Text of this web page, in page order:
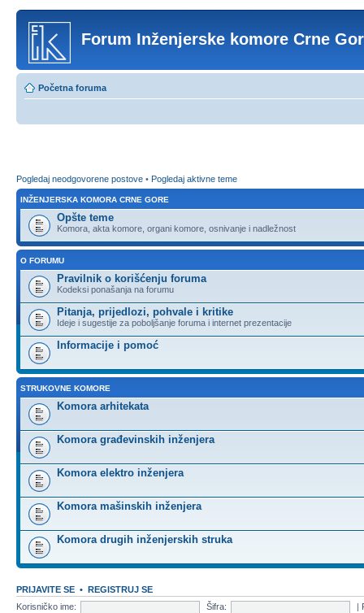
Forum Inženjerske komore Crne
Početna foruma
Pogledaj neodgovorene postove • Pogledaj aktivne teme
INŽENJERSKA KOMORA CRNE GORE
Opšte teme
Komora, akta komore, organi komore, osnivanje i nadležnost
O FORUMU
Pravilnik o korišćenju foruma
Kodeksi ponašanja na forumu
Pitanja, prijedlozi, pohvale i kritike
Ideje i sugestije za poboljšanje foruma i internet prezentacije
Informacije i pomoć
STRUKOVNE KOMORE
Komora arhitekata
Komora građevinskih inženjera
Komora elektro inženjera
Komora mašinskih inženjera
Komora drugih inženjerskih struka
PRIJAVITE SE • REGISTRUJ SE
Korisničko ime:
Šifra: